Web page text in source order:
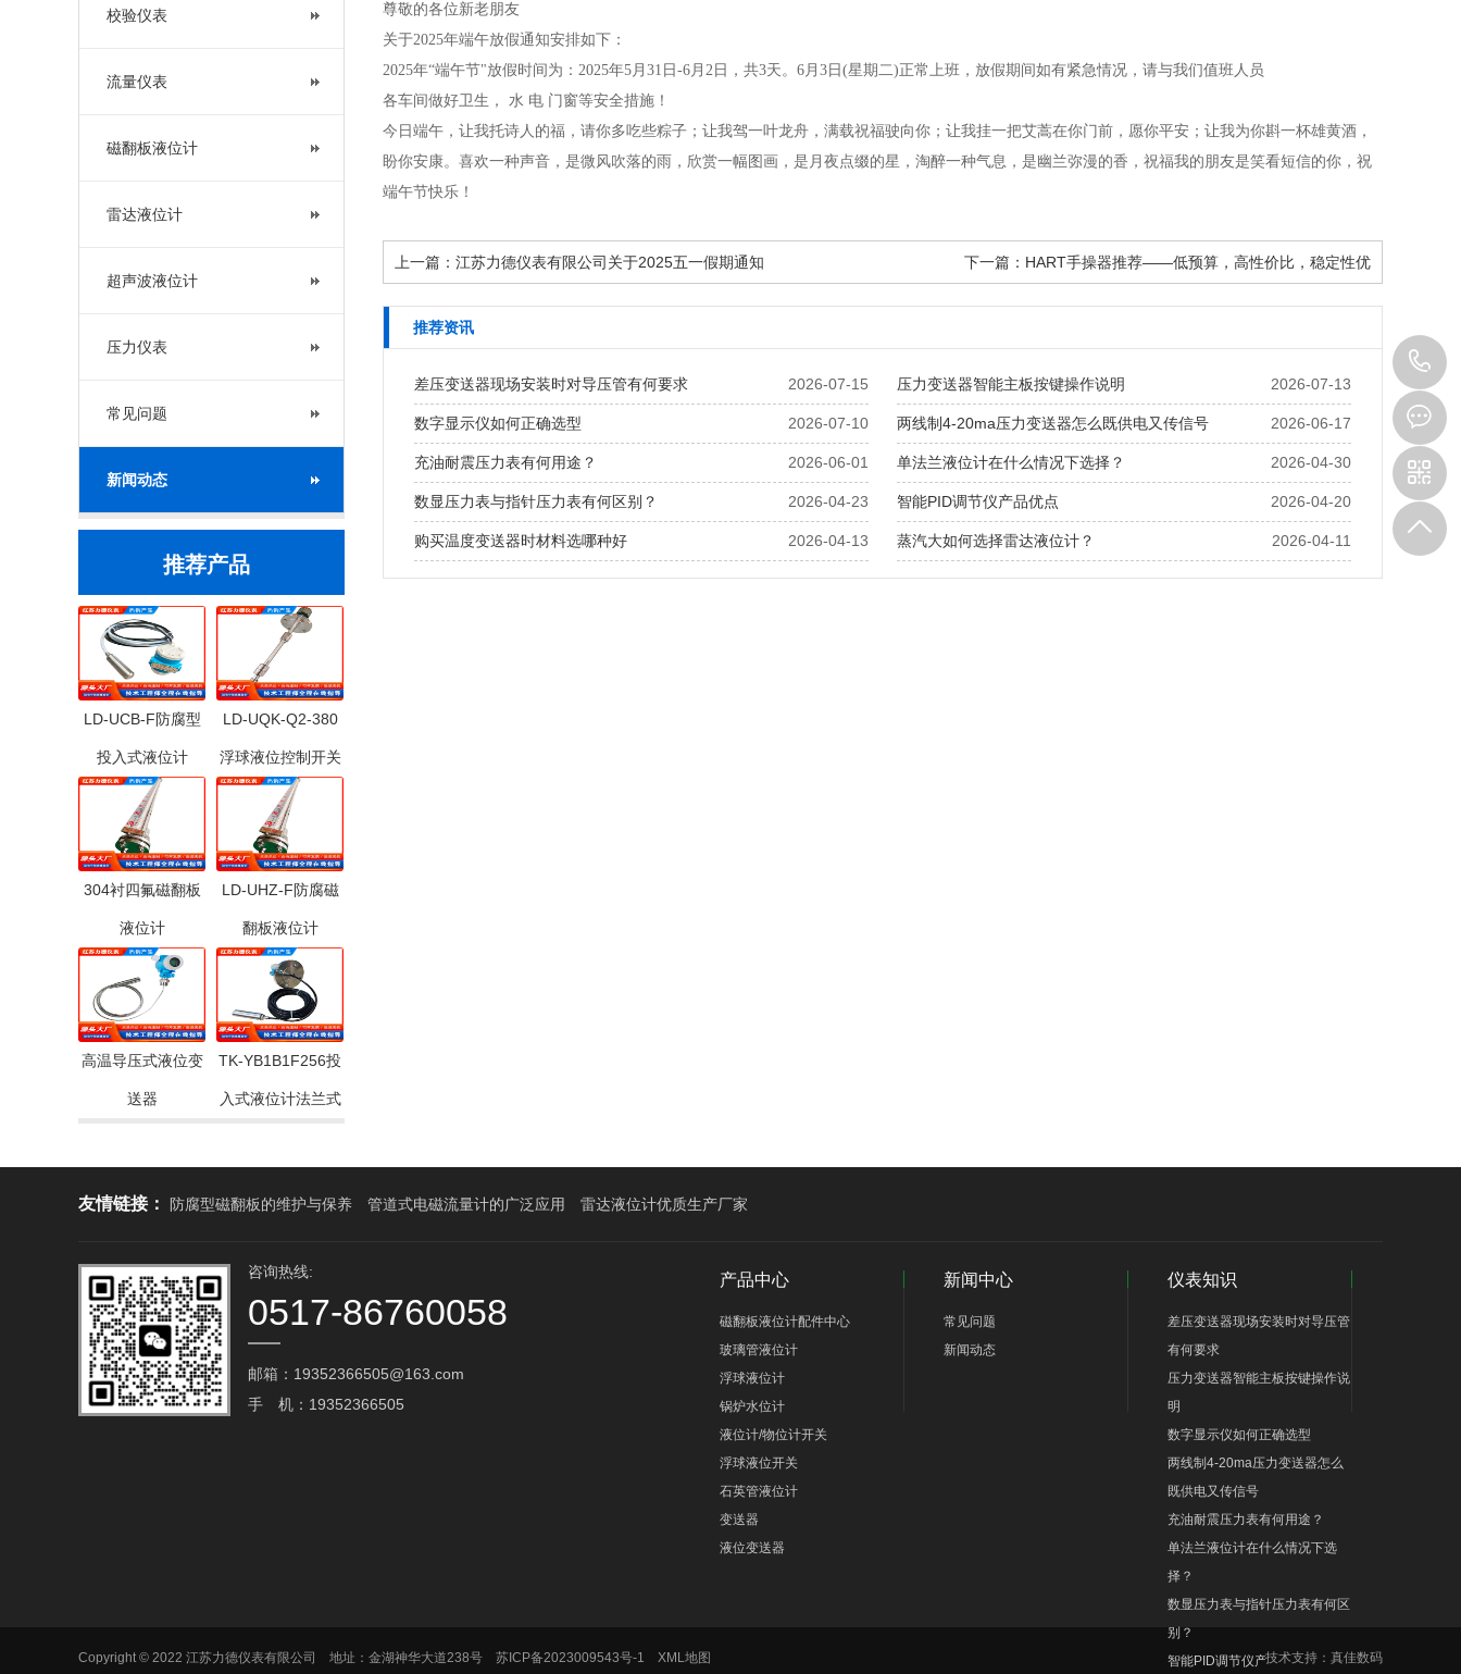
校验仪表
流量仪表
磁翻板液位计
雷达液位计
超声波液位计
压力仪表
常见问题
新闻动态
推荐产品
LD-UCB-F防腐型
投入式液位计
LD-UQK-Q2-380
浮球液位控制开关
304衬四氟磁翻板
液位计
LD-UHZ-F防腐磁
翻板液位计
高温导压式液位变
送器
TK-YB1B1F256投
入式液位计法兰式
尊敬的各位新老朋友
关于2025年端午放假通知安排如下：
2025年“端午节"放假时间为：2025年5月31日-6月2日，共3天。6月3日(星期二)正常上班，放假期间如有紧急情况，请与我们值班人员
各车间做好卫生， 水 电 门窗等安全措施！
今日端午，让我托诗人的福，请你多吃些粽子；让我驾一叶龙舟，满载祝福驶向你；让我挂一把艾蒿在你门前，愿你平安；让我为你斟一杯雄黄酒，
盼你安康。喜欢一种声音，是微风吹落的雨，欣赏一幅图画，是月夜点缀的星，淘醉一种气息，是幽兰弥漫的香，祝福我的朋友是笑看短信的你，祝
端午节快乐！
上一篇： 江苏力德仪表有限公司关于2025五一假期通知 下一篇： HART手操器推荐——低预算，高性价比，稳定性优
推荐资讯
2026-07-15
差压变送器现场安装时对导压管有何要求 2026-07-13
压力变送器智能主板按键操作说明
2026-07-10
数字显示仪如何正确选型 2026-06-17
两线制4-20ma压力变送器怎么既供电又传信号
2026-06-01
充油耐震压力表有何用途？ 2026-04-30
单法兰液位计在什么情况下选择？
2026-04-23
数显压力表与指针压力表有何区别？ 2026-04-20
智能PID调节仪产品优点
2026-04-13
购买温度变送器时材料选哪种好 2026-04-11
蒸汽大如何选择雷达液位计？
友情链接： 防腐型磁翻板的维护与保养 管道式电磁流量计的广泛应用 雷达液位计优质生产厂家
咨询热线:
0517-86760058
邮箱：19352366505@163.com‬
手 机：19352366505
产品中心
磁翻板液位计配件中心
玻璃管液位计
浮球液位计
锅炉水位计
液位计/物位计开关
浮球液位开关
石英管液位计
变送器
液位变送器
新闻中心
常见问题
新闻动态
仪表知识
差压变送器现场安装时对导压管
有何要求
压力变送器智能主板按键操作说
明
数字显示仪如何正确选型
两线制4-20ma压力变送器怎么
既供电又传信号
充油耐震压力表有何用途？
单法兰液位计在什么情况下选
择？
数显压力表与指针压力表有何区
别？
智能PID调节仪产品优点
Copyright © 2022 江苏力德仪表有限公司 地址：金湖神华大道238号 苏ICP备2023009543号-1 XML地图 技术支持： 真佳数码